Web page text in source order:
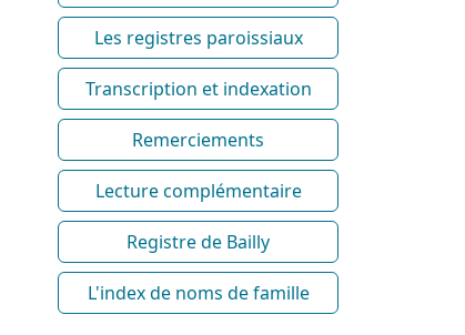
Les registres paroissiaux
Transcription et indexation
Remerciements
Lecture complémentaire
Registre de Bailly
L'index de noms de famille